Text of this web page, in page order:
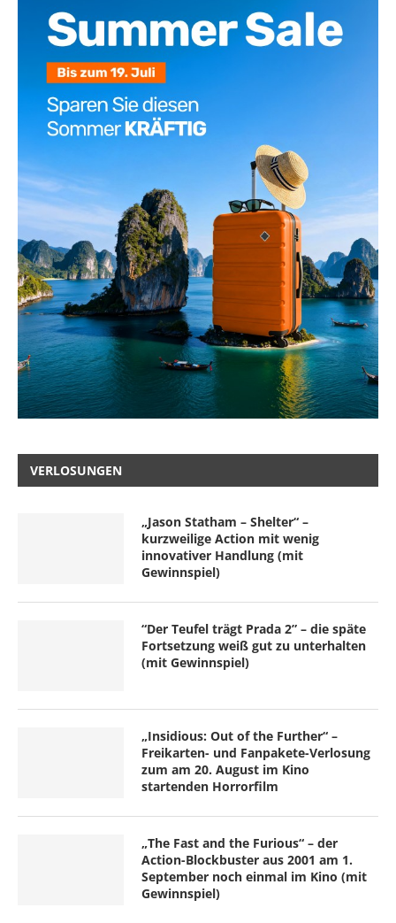
VERLOSUNGEN
„Jason Statham – Shelter“ –
kurzweilige Action mit wenig
innovativer Handlung (mit
Gewinnspiel)
“Der Teufel trägt Prada 2” – die späte
Fortsetzung weiß gut zu unterhalten
(mit Gewinnspiel)
„Insidious: Out of the Further“ –
Freikarten- und Fanpakete-Verlosung
zum am 20. August im Kino
startenden Horrorfilm
„The Fast and the Furious“ – der
Action-Blockbuster aus 2001 am 1.
September noch einmal im Kino (mit
Gewinnspiel)